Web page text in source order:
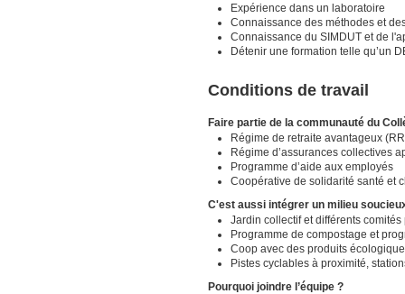
Expérience dans un laboratoire
Connaissance des méthodes et
Connaissance du SIMDUT et de
Détenir une formation telle qu’un
Conditions de travail
Faire partie de la communauté du
Régime de retraite avantageux
Régime d’assurances collectives
Programme d’aide aux employés
Coopérative de solidarité santé et
C'est aussi intégrer un milieu
Jardin collectif et différents
Programme de compostage et
Coop avec des produits
Pistes cyclables à proximité,
Pourquoi joindre l’équipe ?